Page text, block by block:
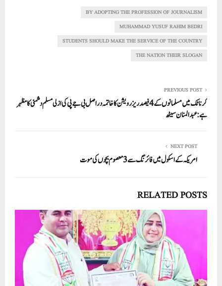
A
pp
ok
r
In
BY ADOPTING THE PROFESSION OF JOURNALISM
MUHAMMAD YUSUF RAHIM BEDRI
STUDENTS SHOULD MAKE THE SERVICE OF THE COUNTRY
THE NATION THEIR SLOGAN
PREVIOUS POST
کرناٹک میں مسلمانوں کے 4فیصد ریزرویشن کا خاتمہ دراصل بی جے پی کی ازلی مسلم دشمنی کا مظہر
ہے: عبدالمنان سیٹھ
NEXT POST
امریکہ کے اسکول میں فائرنگ سے 3معصوم بچوں کی موت
RELATED POSTS